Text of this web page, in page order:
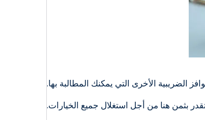
الضريبية الأخرى التي يمكنك المطالبة بها.
بثمن هنا من أجل استغلال جميع الخيارات.